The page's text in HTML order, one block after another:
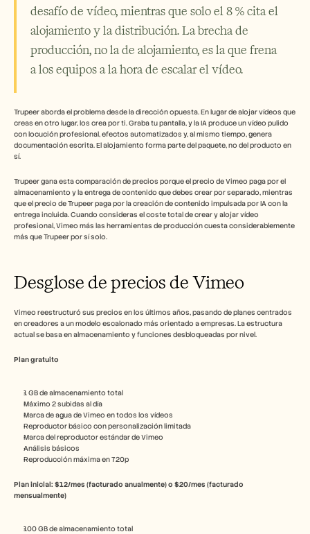
desafío de vídeo, mientras que solo el 8 % cita el
alojamiento y la distribución. La brecha de
producción, no la de alojamiento, es la que frena
a los equipos a la hora de escalar el vídeo.
Trupeer aborda el problema desde la dirección opuesta. En lugar de alojar vídeos que
creas en otro lugar, los crea por ti. Graba tu pantalla, y la IA produce un vídeo pulido
con locución profesional, efectos automatizados y, al mismo tiempo, genera
documentación escrita. El alojamiento forma parte del paquete, no del producto en
sí.
Trupeer gana esta comparación de precios porque el precio de Vimeo paga por el
almacenamiento y la entrega de contenido que debes crear por separado, mientras
que el precio de Trupeer paga por la creación de contenido impulsada por IA con la
entrega incluida. Cuando consideras el coste total de crear y alojar vídeo
profesional, Vimeo más las herramientas de producción cuesta considerablemente
más que Trupeer por sí solo.
Desglose de precios de Vimeo
Vimeo reestructuró sus precios en los últimos años, pasando de planes centrados
en creadores a un modelo escalonado más orientado a empresas. La estructura
actual se basa en almacenamiento y funciones desbloqueadas por nivel.
Plan gratuito
1 GB de almacenamiento total
Máximo 2 subidas al día
Marca de agua de Vimeo en todos los vídeos
Reproductor básico con personalización limitada
Marca del reproductor estándar de Vimeo
Análisis básicos
Reproducción máxima en 720p
Plan inicial: $12/mes (facturado anualmente) o $20/mes (facturado
mensualmente)
100 GB de almacenamiento total
Historias de clientes
Centro de ayuda
Empleo
Empieza tu prueba gratuita